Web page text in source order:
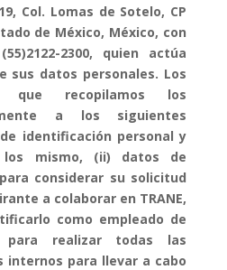
Col. Lomas de Sotelo, CP
de México, México, con
2300, quien actúa
sus datos personales. Los
que recopilamos los
a los siguientes
identificación personal y
mismo, (ii) datos de
considerar su solicitud
a colaborar en TRANE,
como empleado de
para realizar todas las
para llevar a cabo